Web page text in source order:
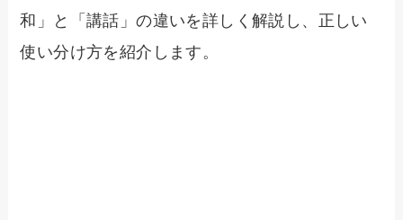
和」と「講話」の違いを詳しく解説し、正しい
使い分け方を紹介します。